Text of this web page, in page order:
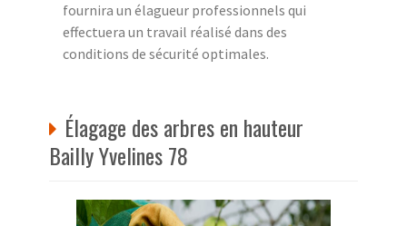
fournira un élagueur professionnels qui
effectuera un travail réalisé dans des
conditions de sécurité optimales.
Élagage des arbres en hauteur
Bailly Yvelines 78